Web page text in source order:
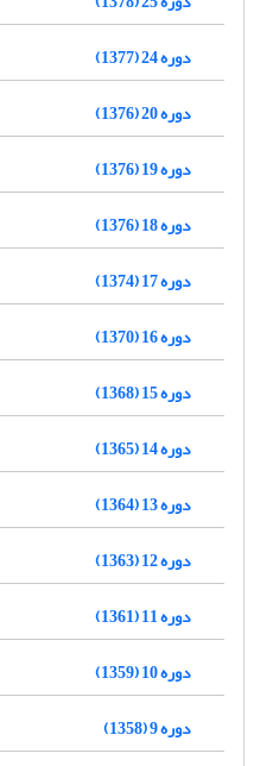
دوره 24 (1377)
دوره 20 (1376)
دوره 19 (1376)
دوره 18 (1376)
دوره 17 (1374)
دوره 16 (1370)
دوره 15 (1368)
دوره 14 (1365)
دوره 13 (1364)
دوره 12 (1363)
دوره 11 (1361)
دوره 10 (1359)
دوره 9 (1358)